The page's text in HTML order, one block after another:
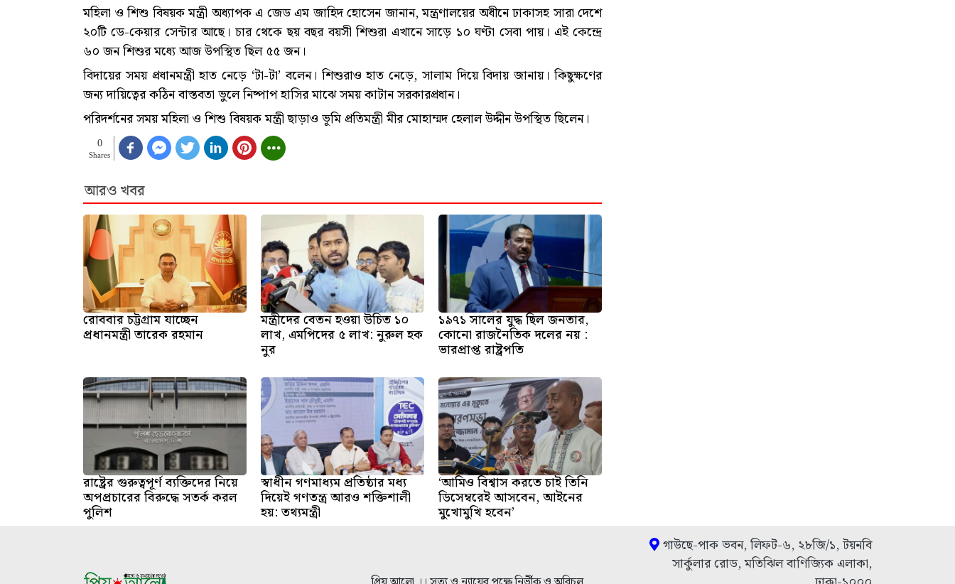
মহিলা ও শিশু বিষয়ক মন্ত্রী অধ্যাপক এ জেড এম জাহিদ হোসেন জানান, মন্ত্রণালয়ের অধীনে ঢাকাসহ সারা দেশে
২০টি ডে-কেয়ার সেন্টার আছে। চার থেকে ছয় বছর বয়সী শিশুরা এখানে সাড়ে ১০ ঘণ্টা সেবা পায়। এই কেন্দ্রে
৬০ জন শিশুর মধ্যে আজ উপস্থিত ছিল ৫৫ জন।
বিদায়ের সময় প্রধানমন্ত্রী হাত নেড়ে ‘টা-টা’ বলেন। শিশুরাও হাত নেড়ে, সালাম দিয়ে বিদায় জানায়। কিছুক্ষণের
জন্য দায়িত্বের কঠিন বাস্তবতা ভুলে নিষ্পাপ হাসির মাঝে সময় কাটান সরকারপ্রধান।
পরিদর্শনের সময় মহিলা ও শিশু বিষয়ক মন্ত্রী ছাড়াও ভূমি প্রতিমন্ত্রী মীর মোহাম্মদ হেলাল উদ্দীন উপস্থিত ছিলেন।
0
Shares
আরও খবর
রোববার চট্টগ্রাম যাচ্ছেন
প্রধানমন্ত্রী তারেক রহমান
মন্ত্রীদের বেতন হওয়া উচিত ১০
লাখ, এমপিদের ৫ লাখ: নুরুল হক
নুর
১৯৭১ সালের যুদ্ধ ছিল জনতার,
কোনো রাজনৈতিক দলের নয় :
ভারপ্রাপ্ত রাষ্ট্রপতি
রাষ্ট্রের গুরুত্বপূর্ণ ব্যক্তিদের নিয়ে
অপপ্রচারের বিরুদ্ধে সতর্ক করল
পুলিশ
স্বাধীন গণমাধ্যম প্রতিষ্ঠার মধ্য
দিয়েই গণতন্ত্র আরও শক্তিশালী
হয়: তথ্যমন্ত্রী
‘আমিও বিশ্বাস করতে চাই তিনি
ডিসেম্বরেই আসবেন, আইনের
মুখোমুখি হবেন’
গাউছে-পাক ভবন, লিফট-৬, ২৮জি/১, টয়নবি
সার্কুলার রোড, মতিঝিল বাণিজ্যিক এলাকা,